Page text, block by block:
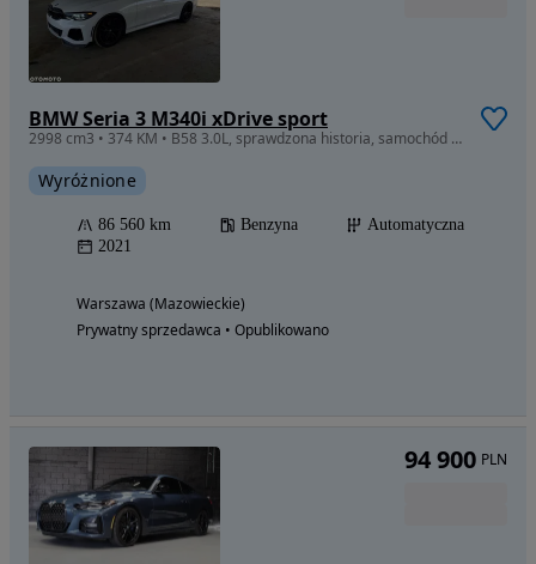
BMW Seria 3 M340i xDrive sport
2998 cm3 • 374 KM • B58 3.0L, sprawdzona historia, samochód w drodze do Polski
Wyróżnione
86 560 km Benzyna
Automatyczna
2021
Warszawa (Mazowieckie)
Prywatny sprzedawca • Opublikowano
94 900 PLN